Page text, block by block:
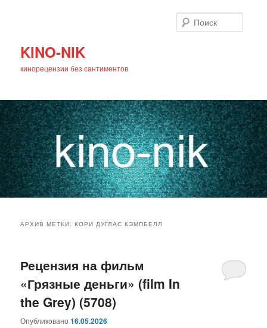
KINO-NIK
кинорецензии без сантиментов
основному
содержимому
дополнительному
содержимому
АРХИВ МЕТКИ:КОРИ ДУГЛАС КЭМПБЕЛЛ
Рецензия на фильм
«Грязные деньги» (film In
the Grey) (5708)
Опубликовано16.05.2026